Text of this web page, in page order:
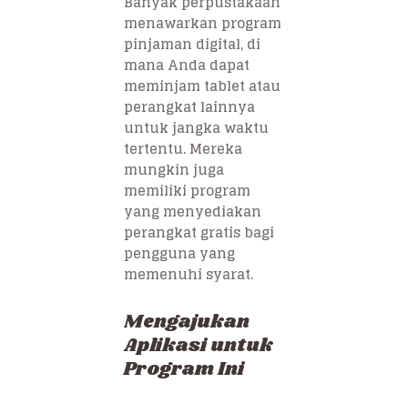
menawarkan program
pinjaman digital, di
mana Anda dapat
meminjam tablet atau
perangkat lainnya
untuk jangka waktu
tertentu. Mereka
mungkin juga
memiliki program
yang menyediakan
perangkat gratis bagi
pengguna yang
memenuhi syarat.
Mengajukan
Aplikasi untuk
Program Ini